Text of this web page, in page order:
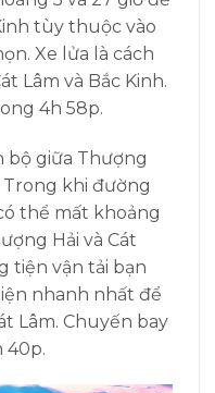
tùy thuộc vào
Xe lửa là cách
Lâm và Bắc Kinh.
4h 58p.
bộ giữa Thượng
Trong khi đường
thể mất khoảng
Hải và Cát
tiện vận tải bạn
nhanh nhất để
Lâm. Chuyến bay
40p.